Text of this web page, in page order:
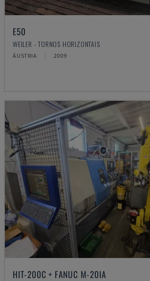
E50
WEILER - TORNOS HORIZONTAIS
ÁUSTRIA 2009
HIT-200C + FANUC M-20IA